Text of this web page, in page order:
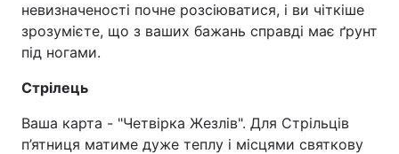
невизначеності почне розсіюватися, і ви чіткіше
зрозумієте, що з ваших бажань справді має ґрунт
під ногами.
Стрілець
Ваша карта - "Четвірка Жезлів". Для Стрільців
п’ятниця матиме дуже теплу і місцями святкову